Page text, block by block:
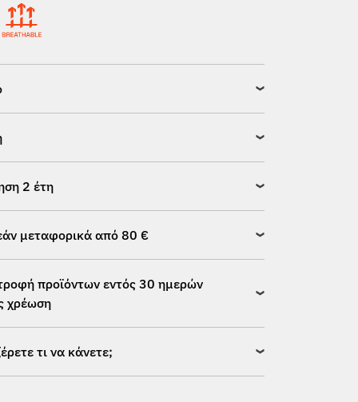
2 έτη
μεταφορικά από 80 €
προϊόντων εντός 30 ημερών
χρέωση
τι να κάνετε;